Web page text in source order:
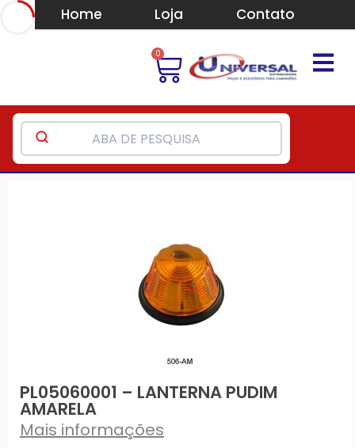
Home Loja Contato
0
PL05060001 – LANTERNA PUDIM
AMARELA
Mais informações